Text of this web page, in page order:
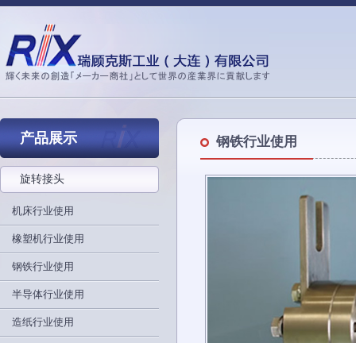
产品展示
旋转接头
机床行业使用
橡塑机行业使用
钢铁行业使用
半导体行业使用
造纸行业使用
钢铁行业使用